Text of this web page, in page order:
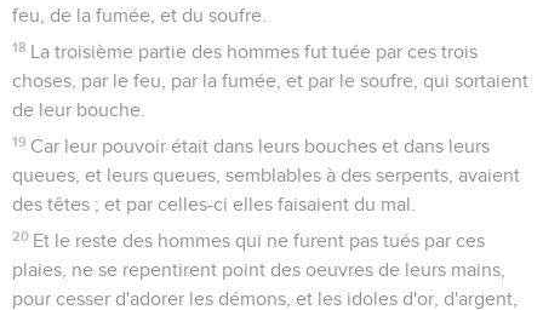
feu, de la fumée, et du soufre.
18 La troisième partie des hommes fut tuée par ces trois
choses, par le feu, par la fumée, et par le soufre, qui sortaient
de leur bouche.
19 Car leur pouvoir était dans leurs bouches et dans leurs
queues, et leurs queues, semblables à des serpents, avaient
des têtes ; et par celles-ci elles faisaient du mal.
20 Et le reste des hommes qui ne furent pas tués par ces
plaies, ne se repentirent point des oeuvres de leurs mains,
pour cesser d'adorer les démons, et les idoles d'or, d'argent,